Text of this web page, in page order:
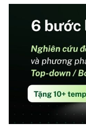
Vì cộng đồng